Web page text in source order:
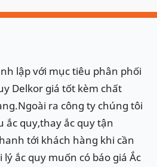
lập với mục tiêu phân phối
Delkor giá tốt kèm chất
ra công ty chúng tôi
ắc quy,thay ắc quy tận
tới khách hàng khi cần
lý ắc quy muốn có báo giá Ắc